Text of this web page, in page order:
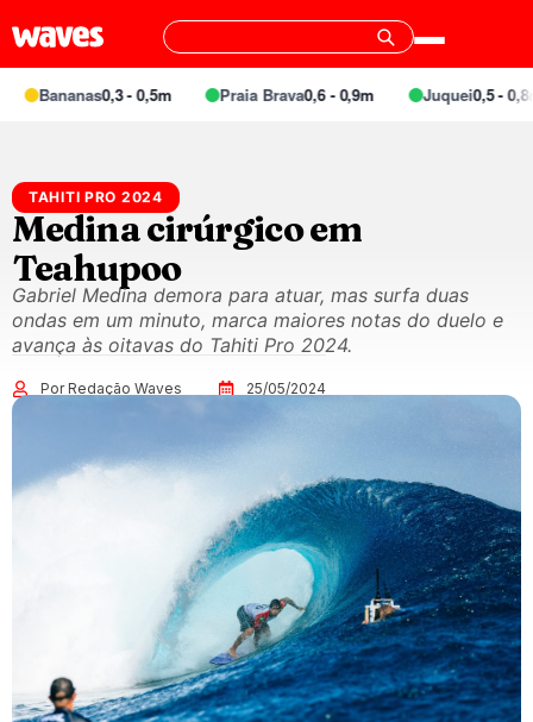
Bananas0,3 - 0,5m Praia Brava0,6 - 0,9m Juquei0,5 - 0,8m
TAHITI PRO 2024
Medina cirúrgico em
Teahupoo
Gabriel Medina demora para atuar, mas surfa duas
ondas em um minuto, marca maiores notas do duelo e
avança às oitavas do Tahiti Pro 2024.
Por Redação Waves 25/05/2024